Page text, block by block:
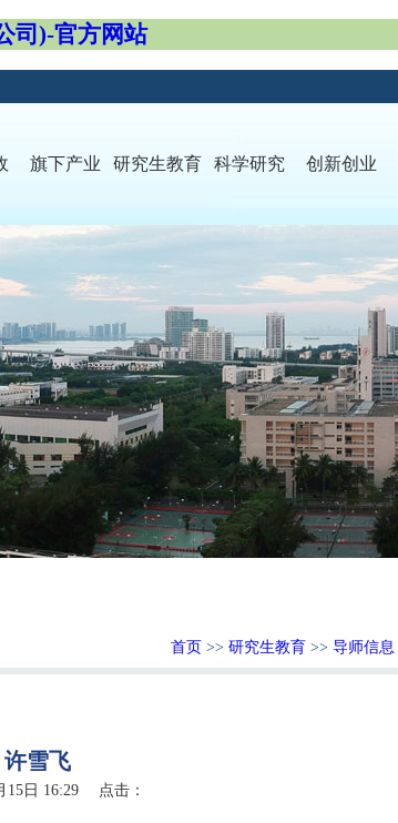
司)-官方网站
旗下产业 研究生教育 科学研究 创新创业
首页 >> 研究生教育 >> 导师信息
许雪飞
15日 16:29 点击：